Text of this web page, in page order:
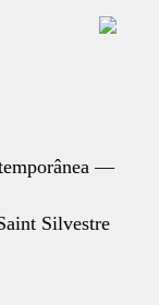
—
Silvestre